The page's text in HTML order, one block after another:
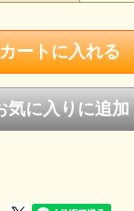
な 透き通った気持
すが このスノー
出させてくれるか